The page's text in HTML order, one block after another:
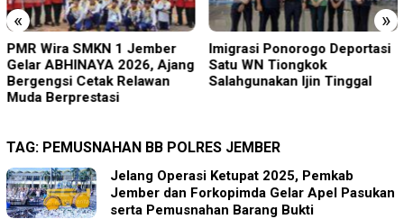
« »
Imigrasi Ponorogo Deportasi
Satu WN Tiongkok
Salahgunakan Ijin Tinggal
19 Siswa Sakit Bersamaan,
Wartawan Sempat Terhalang
Masuk ke Ruang UGD
TAG: PEMUSNAHAN BB POLRES JEMBER
Jelang Operasi Ketupat 2025, Pemkab
Jember dan Forkopimda Gelar Apel Pasukan
serta Pemusnahan Barang Bukti